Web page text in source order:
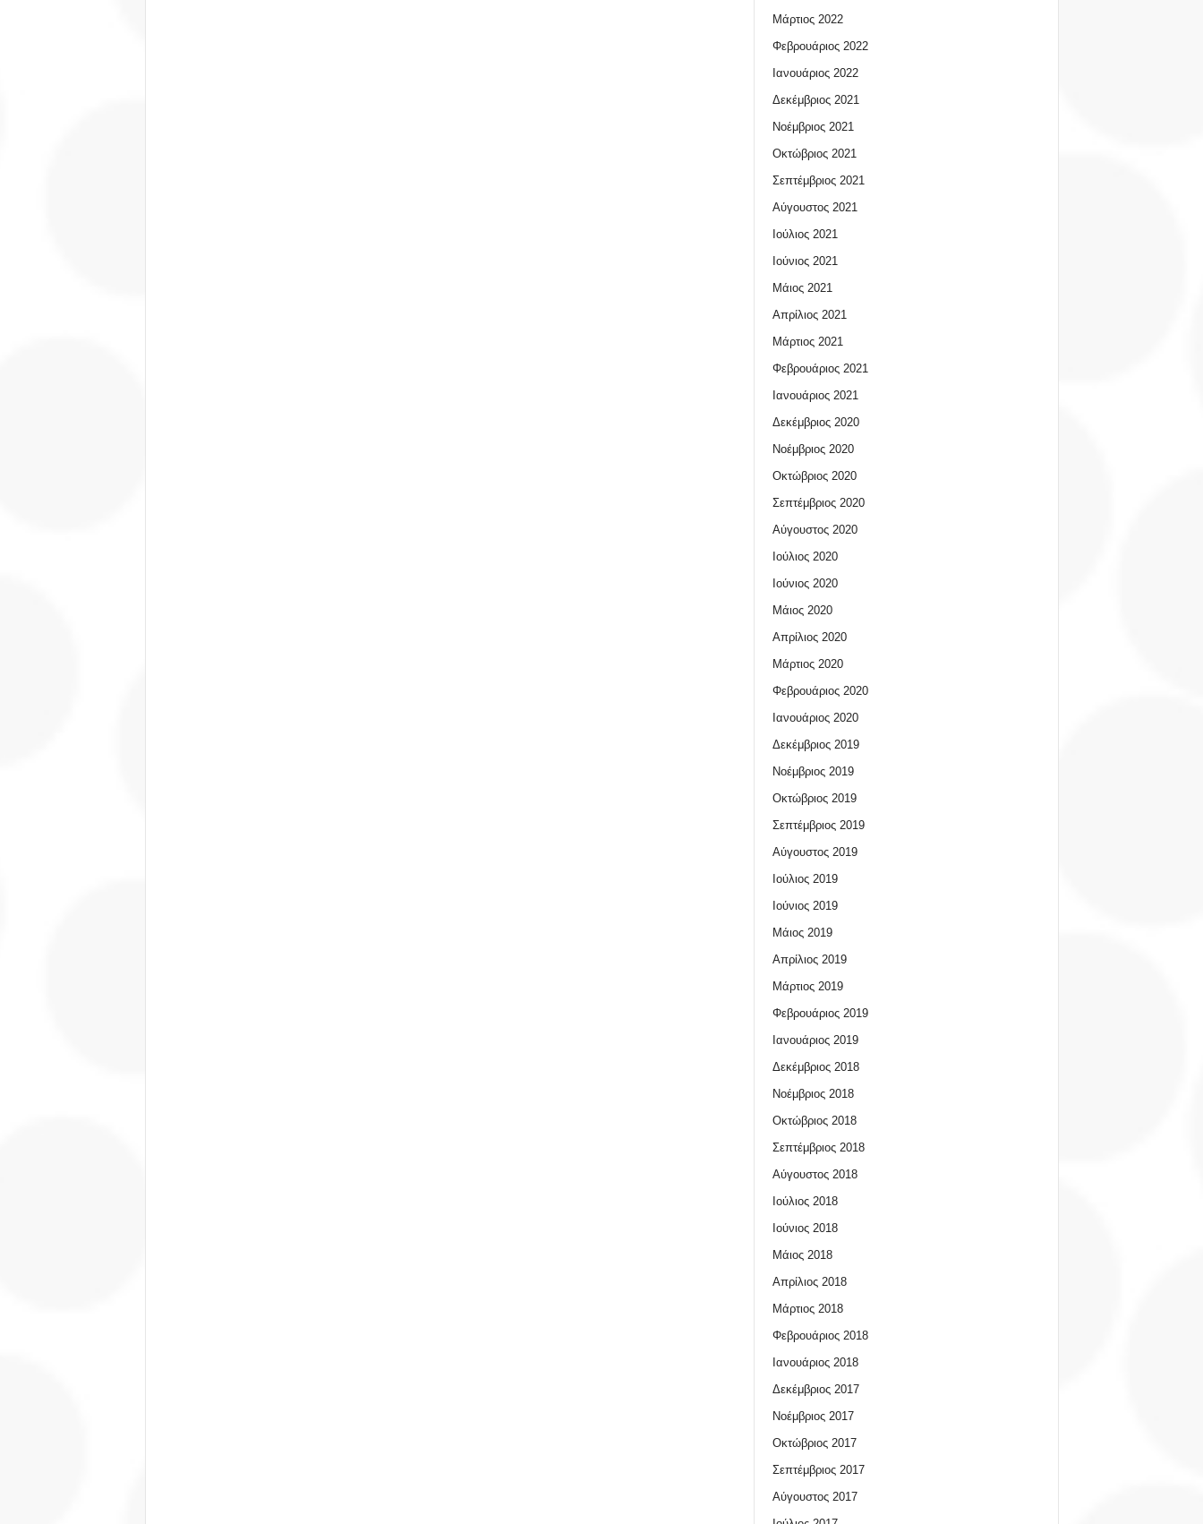
Μάρτιος 2022
Φεβρουάριος 2022
Ιανουάριος 2022
Δεκέμβριος 2021
Νοέμβριος 2021
Οκτώβριος 2021
Σεπτέμβριος 2021
Αύγουστος 2021
Ιούλιος 2021
Ιούνιος 2021
Μάιος 2021
Απρίλιος 2021
Μάρτιος 2021
Φεβρουάριος 2021
Ιανουάριος 2021
Δεκέμβριος 2020
Νοέμβριος 2020
Οκτώβριος 2020
Σεπτέμβριος 2020
Αύγουστος 2020
Ιούλιος 2020
Ιούνιος 2020
Μάιος 2020
Απρίλιος 2020
Μάρτιος 2020
Φεβρουάριος 2020
Ιανουάριος 2020
Δεκέμβριος 2019
Νοέμβριος 2019
Οκτώβριος 2019
Σεπτέμβριος 2019
Αύγουστος 2019
Ιούλιος 2019
Ιούνιος 2019
Μάιος 2019
Απρίλιος 2019
Μάρτιος 2019
Φεβρουάριος 2019
Ιανουάριος 2019
Δεκέμβριος 2018
Νοέμβριος 2018
Οκτώβριος 2018
Σεπτέμβριος 2018
Αύγουστος 2018
Ιούλιος 2018
Ιούνιος 2018
Μάιος 2018
Απρίλιος 2018
Μάρτιος 2018
Φεβρουάριος 2018
Ιανουάριος 2018
Δεκέμβριος 2017
Νοέμβριος 2017
Οκτώβριος 2017
Σεπτέμβριος 2017
Αύγουστος 2017